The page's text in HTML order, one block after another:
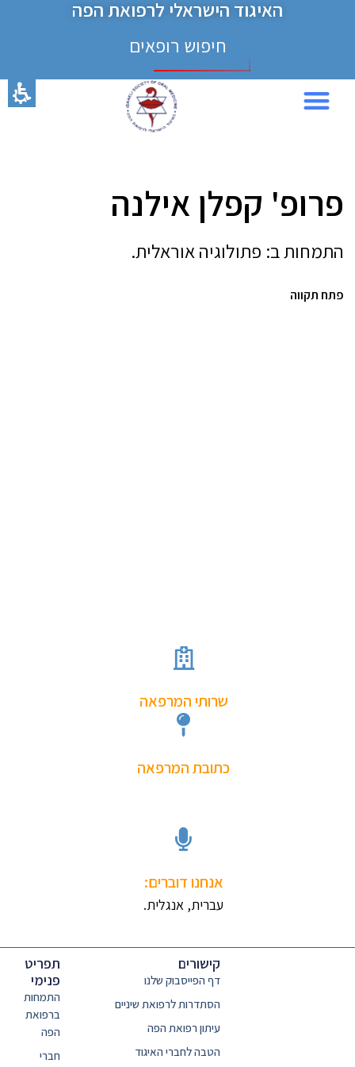
האיגוד הישראלי לרפואת הפה
חיפוש רופאים
פרופ' קפלן אילנה
התמחות ב: פתולוגיה אוראלית.
פתח תקווה
שרותי המרפאה
כתובת המרפאה
אנחנו דוברים:
עברית, אנגלית.
תפריט
פנימי
התמחות
ברפואת
הפה
חברי
קישורים
דף הפייסבוק שלנו
הסתדרות לרפואת שיניים
עיתון רפואת הפה
הטבה לחברי האיגוד